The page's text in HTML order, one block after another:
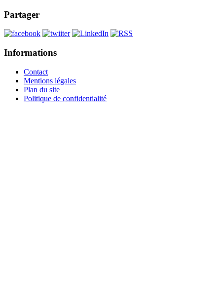
Partager
Informations
Contact
Mentions légales
Plan du site
Politique de confidentialité